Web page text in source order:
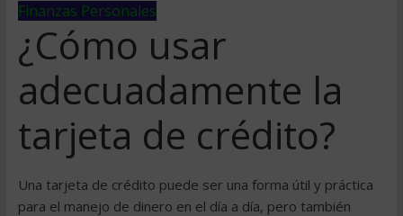
Finanzas Personales
¿Cómo usar
adecuadamente la
tarjeta de crédito?
Una tarjeta de crédito puede ser una forma útil y práctica
para el manejo de dinero en el día a día, pero también